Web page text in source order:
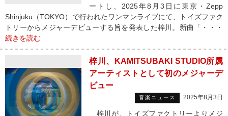
ートし、2025年8月3日に東京・Zepp
Shinjuku（TOKYO）で行われたワンマンライブにて、トイズファク
トリーからメジャーデビューする旨を発表した梓川。新曲「・・・
続きを読む
梓川、KAMITSUBAKI STUDIO所属
アーティストとして初のメジャーデ
ビュー
音楽ニュース 2025年8月3日
梓川が、トイズファクトリーよりメジ